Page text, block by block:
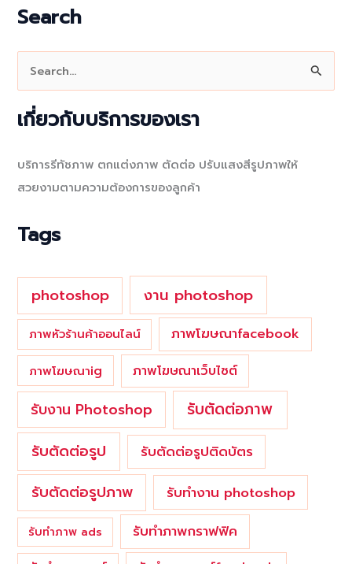
Search
r
เกี่ยวกับบริการของเรา
บริการรีทัชภาพ ตกแต่งภาพ ตัดต่อ ปรับแสงสีรูปภาพให้
สวยงามตามความต้องการของลูกค้า
Tags
photoshop งาน photoshop
ภาพหัวร้านค้าออนไลน์ ภาพโฆษณาfacebook
ภาพโฆษณาig ภาพโฆษณาเว็บไซต์
รับงาน Photoshop
รับตัดต่อภาพ
รับตัดต่อรูป
รับตัดต่อรูปติดบัตร
รับตัดต่อรูปภาพ รับทำงาน photoshop
รับทำภาพ ads รับทำภาพกราฟฟิค